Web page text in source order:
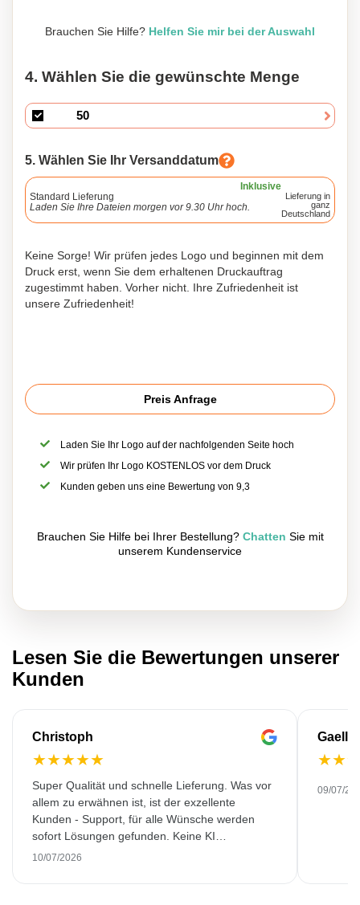
Brauchen Sie Hilfe? Helfen Sie mir bei der Auswahl
4. Wählen Sie die gewünschte Menge
5. Wählen Sie Ihr Versanddatum
Inklusive
Standard Lieferung
Laden Sie Ihre Dateien morgen vor 9.30 Uhr hoch.
Lieferung in
ganz
Deutschland
Keine Sorge! Wir prüfen jedes Logo und beginnen mit dem
Druck erst, wenn Sie dem erhaltenen Druckauftrag
zugestimmt haben. Vorher nicht. Ihre Zufriedenheit ist
unsere Zufriedenheit!
Preis Anfrage
Laden Sie Ihr Logo auf der nachfolgenden Seite hoch
Wir prüfen Ihr Logo KOSTENLOS vor dem Druck
Kunden geben uns eine Bewertung von 9,3
Brauchen Sie Hilfe bei Ihrer Bestellung? Chatten Sie mit
unserem Kundenservice
Lesen Sie die Bewertungen unserer
Kunden
Christoph
★★★★★
Super Qualität und schnelle Lieferung. Was vor
allem zu erwähnen ist, ist der exzellente
Kunden - Support, für alle Wünsche werden
sofort Lösungen gefunden. Keine KI
Gespräche. Sehr selten heutzutage. Top
10/07/2026
Gaelle
★★
09/07/